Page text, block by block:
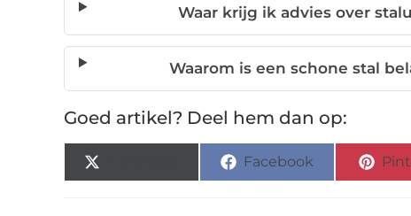
Waar krijg ik advies over
Waarom is een schone stal
Goed artikel? Deel hem dan op:
Facebook